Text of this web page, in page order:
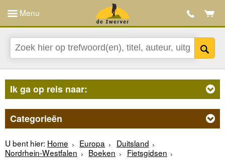
Menu
Ik ga op reis naar:
Categorieën
U bent hier: Home Europa
Duitsland
Nordrhein-Westfalen
Boeken Fietsgidsen